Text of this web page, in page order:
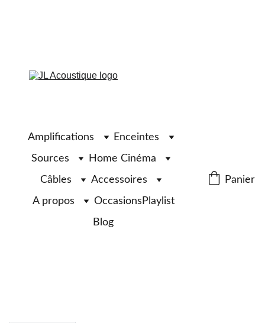
Amplifications
Enceintes
Sources
Home Cinéma
Câbles
Accessoires
A propos
Occasions Playlist
Blog
Panier